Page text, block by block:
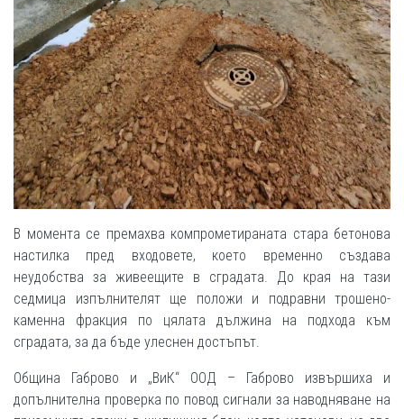
В момента се премахва компрометираната стара бетонова
настилка пред входовете, което временно създава
неудобства за живеещите в сградата. До края на тази
седмица изпълнителят ще положи и подравни трошено-
каменна фракция по цялата дължина на подхода към
сградата, за да бъде улеснен достъпът.
Община Габрово и „ВиК“ ООД – Габрово извършиха и
допълнителна проверка по повод сигнали за наводняване на